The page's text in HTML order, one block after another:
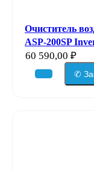
Очиститель
ASP-200SP
60 590,00 ₽
✆